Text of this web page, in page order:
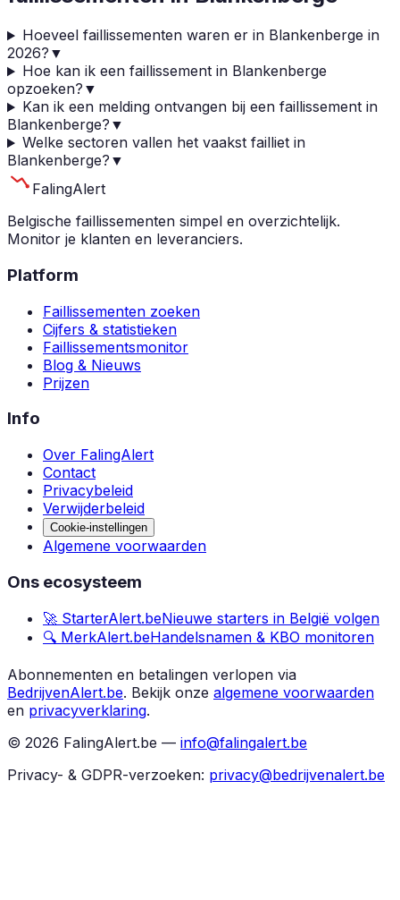
Hoeveel faillissementen waren er in Blankenberge in
2026? ▼
Hoe kan ik een faillissement in Blankenberge
opzoeken? ▼
Kan ik een melding ontvangen bij een faillissement in
Blankenberge? ▼
Welke sectoren vallen het vaakst failliet in
Blankenberge? ▼
FalingAlert
Belgische faillissementen simpel en overzichtelijk.
Monitor je klanten en leveranciers.
Platform
Faillissementen zoeken
Cijfers & statistieken
Faillissementsmonitor
Blog & Nieuws
Prijzen
Info
Over FalingAlert
Contact
Privacybeleid
Verwijderbeleid
Cookie-instellingen
Algemene voorwaarden
Ons ecosysteem
🚀 StarterAlert.beNieuwe starters in België volgen
🔍 MerkAlert.beHandelsnamen & KBO monitoren
Abonnementen en betalingen verlopen via
BedrijvenAlert.be. Bekijk onze algemene voorwaarden
en privacyverklaring.
© 2026 FalingAlert.be — info@falingalert.be
Privacy- & GDPR-verzoeken: privacy@bedrijvenalert.be